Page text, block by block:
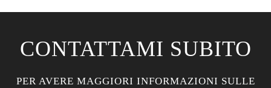
CONTATTAMI SUBITO
PER AVERE MAGGIORI INFORMAZIONI SULLE